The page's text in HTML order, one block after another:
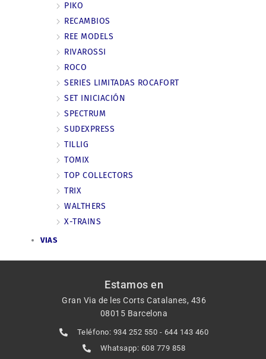
PIKO
RECAMBIOS
REE MODELS
RIVAROSSI
ROCO
SERIES LIMITADAS ROCAFORT
SET INICIACIÓN
SPECTRUM
SUDEXPRESS
TILLIG
TOMIX
TOP COLLECTORS
TRIX
WALTHERS
X-TRAINS
VIAS
Estamos en
Gran Via de les Corts Catalanes, 436
08015 Barcelona
Teléfono: 934 252 550 - 644 143 460
Whatsapp: 608 779 858